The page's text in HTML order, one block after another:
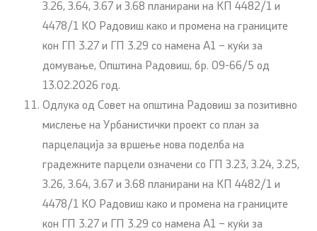
З.26, З.64, З.67 и З.68 планирани на КП 4482/1 и
4478/1 КО Радовиш како и промена на границите
кон ГП 3.27 и ГП 3.29 со намена А1 – куќи за
домување, Општина Радовиш, бр. 09-66/5 од
13.02.2026 год.
Одлука од Совет на општина Радовиш за позитивно
мислење на Урбанистички проект со план за
парцелација за вршење нова поделба на
градежните парцели означени со ГП З.23, З.24, З.25,
З.26, З.64, З.67 и З.68 планирани на КП 4482/1 и
4478/1 КО Радовиш како и промена на границите
кон ГП 3.27 и ГП 3.29 со намена А1 – куќи за